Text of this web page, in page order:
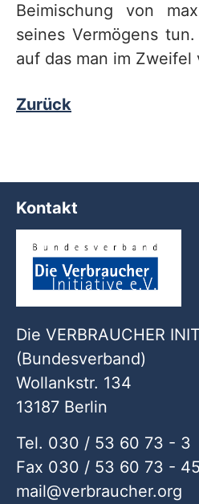
Beimischung von
seines Vermögens
auf das man im Zweifel
Zurück
Kontakt
Die VERBRAUCHER
(Bundesverband)
Wollankstr. 134
13187 Berlin
Tel. 030 / 53 60 73 - 3
Fax 030 / 53 60 73 - 45
mail
verbraucher org